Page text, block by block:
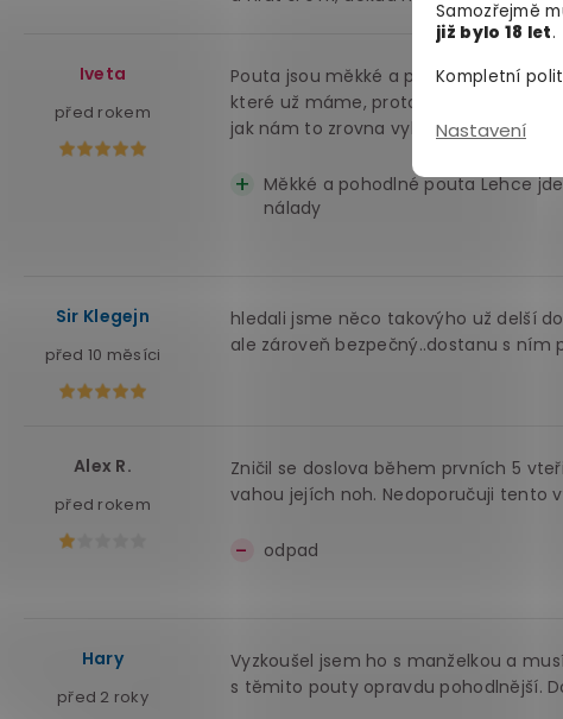
Samozřejmě
již bylo 18 let.
Kompletní
Nastavení
Iveta
před rokem
Pouta jsou měkké a pohodlné i po
které už máme, protože nám
jak nám to zrovna vyhovuje. Určitě
Měkké a pohodlné pouta Lehce
nálady
Sir Klegejn
před 10 měsíci
hledali jsme něco takovýho už delší
ale zároveň bezpečný..dostanu s
Alex R.
před rokem
Zničil se doslova během prvních 5
vahou jejích noh. Nedoporučuji tento
odpad
Hary
před 2 roky
Vyzkoušel jsem ho s manželkou a
s těmito pouty opravdu pohodlnější.